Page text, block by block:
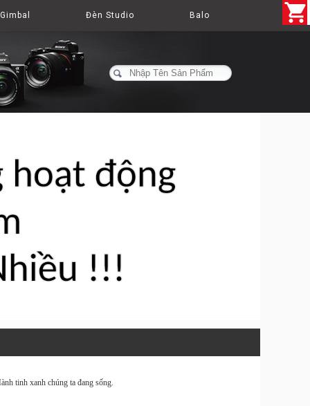
Gimbal Đèn Studio Balo
tinh xanh chúng ta đang sống.